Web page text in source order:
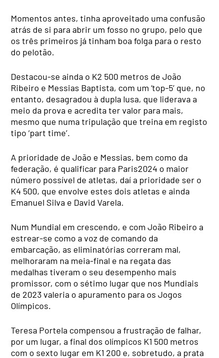
Momentos antes, tinha aproveitado uma confusão
atrás de si para abrir um fosso no grupo, pelo que
os três primeiros já tinham boa folga para o resto
do pelotão.
Destacou-se ainda o K2 500 metros de João
Ribeiro e Messias Baptista, com um ‘top-5’ que, no
entanto, desagradou à dupla lusa, que liderava a
meio da prova e acredita ter valor para mais,
mesmo que numa tripulação que treina em registo
tipo ‘part time’.
A prioridade de João e Messias, bem como da
federação, é qualificar para Paris2024 o maior
número possível de atletas, daí a prioridade ser o
K4 500, que envolve estes dois atletas e ainda
Emanuel Silva e David Varela.
Num Mundial em crescendo, e com João Ribeiro a
estrear-se como a voz de comando da
embarcação, as eliminatórias correram mal,
melhoraram na meia-final e na regata das
medalhas tiveram o seu desempenho mais
promissor, com o sétimo lugar que nos Mundiais
de 2023 valeria o apuramento para os Jogos
Olímpicos.
Teresa Portela compensou a frustração de falhar,
por um lugar, a final dos olímpicos K1 500 metros
com o sexto lugar em K1 200 e, sobretudo, a prata